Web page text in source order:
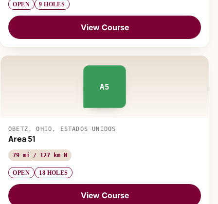
OPEN 9 HOLES
View Course
A5
OBETZ, OHIO, ESTADOS UNIDOS
Area 51
79 mi / 127 km N
OPEN 18 HOLES
View Course